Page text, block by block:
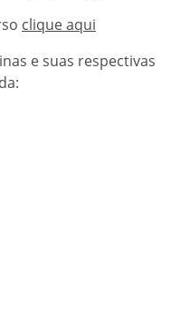
clique aqui
e suas respectivas